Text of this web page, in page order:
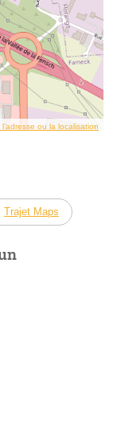
l’adresse ou la localisation
Trajet Maps